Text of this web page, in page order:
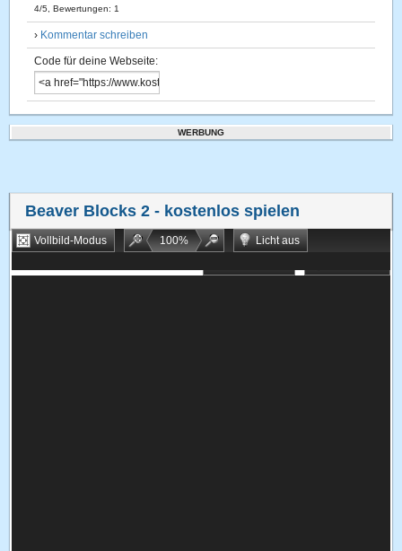
4/5 , Bewertungen: 1
› Kommentar schreiben
Code für deine Webseite:
WERBUNG
Beaver Blocks 2 - kostenlos spielen
Vollbild-Modus 100%
Licht aus